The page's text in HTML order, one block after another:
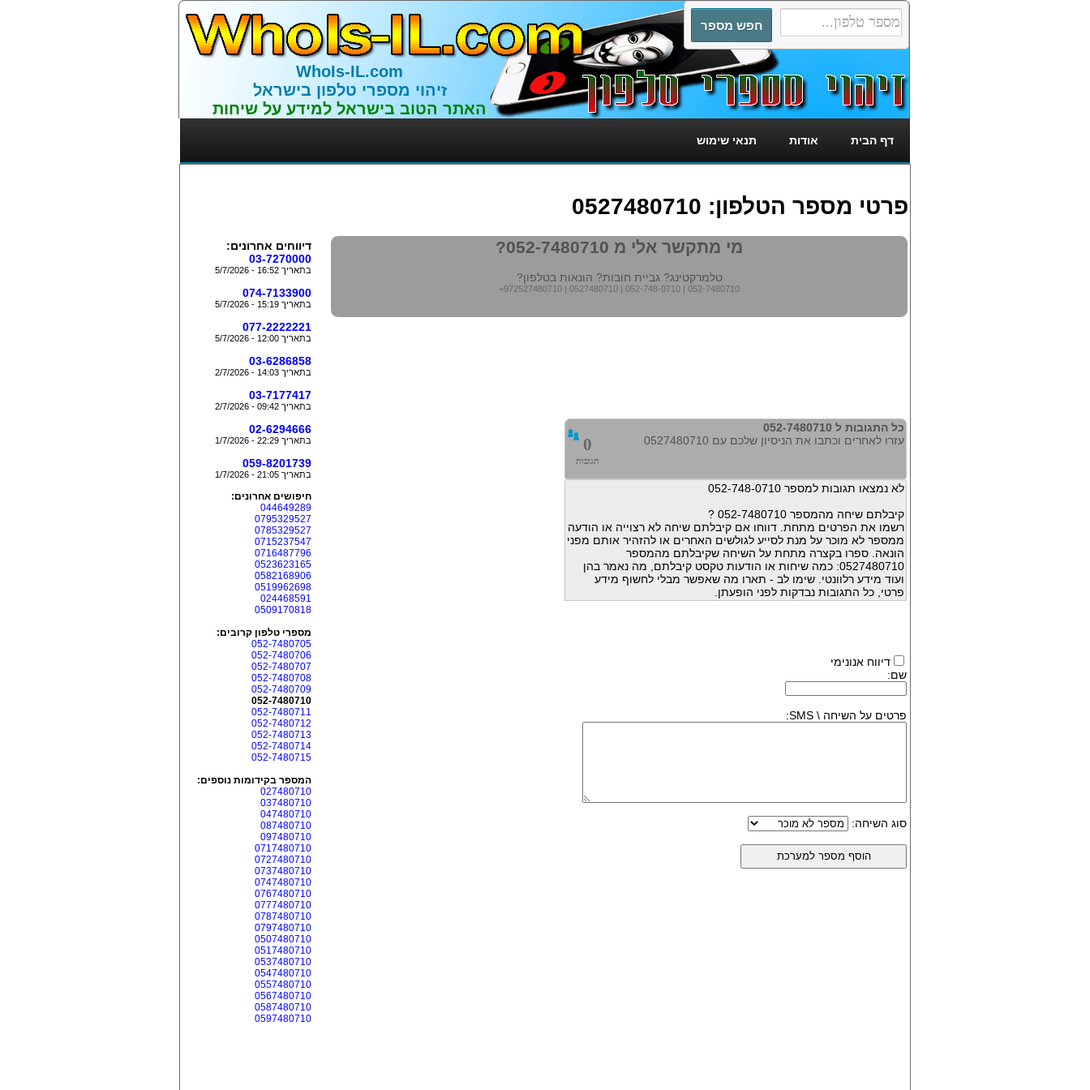
WhoIs-IL.com
זיהוי מספרי טלפון בישראל
האתר הטוב בישראל למידע על שיחות
דף הבית אודות תנאי שימוש
פרטי מספר הטלפון: 0527480710
מי מתקשר אלי מ 052-7480710?
טלמרקטינג? גביית חובות? הונאות בטלפון?
+972527480710 | 0527480710 | 052-748-0710 | 052-7480710
0
תגובות
כל התגובות ל 052-7480710
עזרו לאחרים וכתבו את הניסיון שלכם עם 0527480710
לא נמצאו תגובות למספר 052-748-0710
קיבלתם שיחה מהמספר 052-7480710 ?
רשמו את הפרטים מתחת. דווחו אם קיבלתם שיחה לא רצוייה או הודעה
ממספר לא מוכר על מנת לסייע לגולשים האחרים או להזהיר אותם מפני
הונאה. ספרו בקצרה מתחת על השיחה שקיבלתם מהמספר
0527480710: כמה שיחות או הודעות טקסט קיבלתם, מה נאמר בהן
ועוד מידע רלוונטי. שימו לב - תארו מה שאפשר מבלי לחשוף מידע
פרטי, כל התגובות נבדקות לפני הופעתן.
דיווח אנונימי
שם:
פרטים על השיחה \ SMS:
סוג השיחה:
דיווחים אחרונים:
03-7270000
בתאריך 16:52 - 5/7/2026
074-7133900
בתאריך 15:19 - 5/7/2026
077-2222221
בתאריך 12:00 - 5/7/2026
03-6286858
בתאריך 14:03 - 2/7/2026
03-7177417
בתאריך 09:42 - 2/7/2026
02-6294666
בתאריך 22:29 - 1/7/2026
059-8201739
בתאריך 21:05 - 1/7/2026
חיפושים אחרונים:
044649289
0795329527
0785329527
0715237547
0716487796
0523623165
0582168906
0519962698
024468591
0509170818
מספרי טלפון קרובים:
052-7480705
052-7480706
052-7480707
052-7480708
052-7480709
052-7480710
052-7480711
052-7480712
052-7480713
052-7480714
052-7480715
המספר בקידומות נוספים:
027480710
037480710
047480710
087480710
097480710
0717480710
0727480710
0737480710
0747480710
0767480710
0777480710
0787480710
0797480710
0507480710
0517480710
0537480710
0547480710
0557480710
0567480710
0587480710
0597480710